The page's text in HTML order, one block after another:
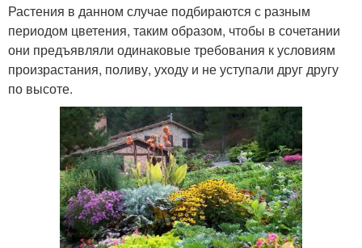
Растения в данном случае подбираются с разным
периодом цветения, таким образом, чтобы в сочетании
они предъявляли одинаковые требования к условиям
произрастания, поливу, уходу и не уступали друг другу
по высоте.